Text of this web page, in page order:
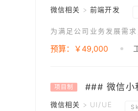
微信相关 > 前端开发
为满足公司业务发展需
预算：￥49,000
项目制 ### 微信小
微信相关 > UI/UE